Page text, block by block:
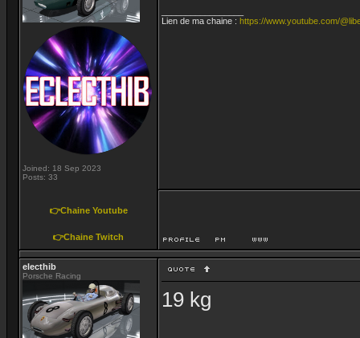
Joined: 18 Sep 2023
Posts: 33
👉Chaine Youtube
👉Chaine Twitch
Lien de ma chaine : https://www.youtube.com/
electhib
Porsche Racing
19 kg